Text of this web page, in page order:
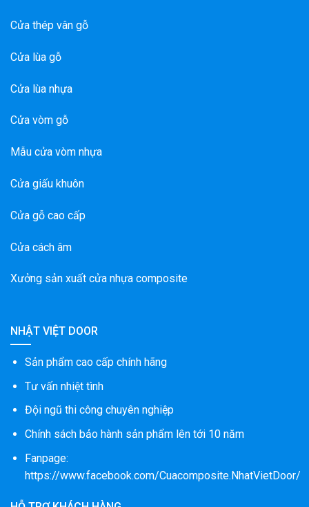
Cửa thép vân gỗ
Cửa lùa gỗ
Cửa lùa nhựa
Cửa vòm gỗ
Mẫu cửa vòm nhựa
Cửa giấu khuôn
Cửa gỗ cao cấp
Cửa cách âm
Xưởng sản xuất cửa nhựa composite
NHẬT VIỆT DOOR
Sản phẩm cao cấp chính hãng
Tư vấn nhiệt tình
Đội ngũ thi công chuyên nghiệp
Chính sách bảo hành sản phẩm lên tới 10 năm
Fanpage:
https://www.facebook.com/Cuacomposite.NhatVietDoor/